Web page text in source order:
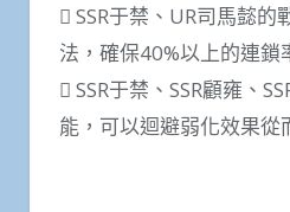
 SSR于禁、UR司馬懿
法，確保40%以上的連鎖
 SSR于禁、SSR顧雍、
能，可以迴避弱化效果從